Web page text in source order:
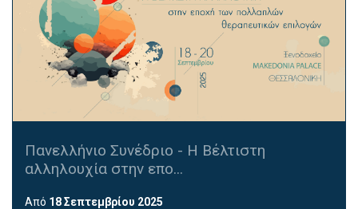
Πανελλήνιο Συνέδριο - Η Βέλτιστη
αλληλουχία στην επο...
Από 18 Σεπτεμβρίου 2025